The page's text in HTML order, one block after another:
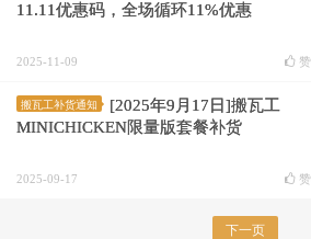
11.11优惠码，全场循环11%优惠
2025-11-09
搬瓦工补货通知
[2025年9月17日]搬瓦工
MINICHICKEN限量版套餐补货
2025-09-17
下一页